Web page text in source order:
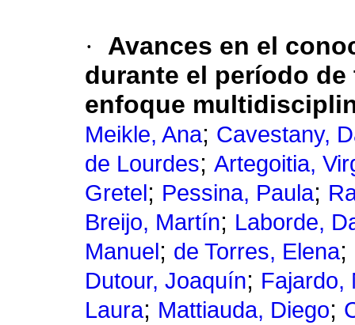
·
Avances en el
durante el período
enfoque
Meikle, Ana; Cavestany,
de Lourdes; Artegoitia,
Gretel ; Pessina, Paula;
Breijo, Martín; Laborde,
Manuel ; de Torres, Elena;
Dutour, Joaquín; Fajardo,
Laura; Mattiauda, Diego;